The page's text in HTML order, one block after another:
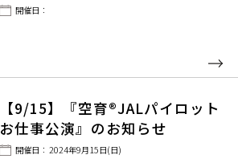
開催日：
【9/15】『空育®JALパイロット
お仕事公演』のお知らせ
開催日： 2024年9月15日(日)